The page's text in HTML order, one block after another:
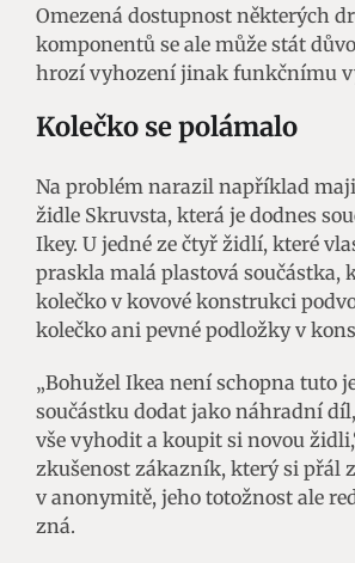
Omezená dostupnost některých
komponentů se ale může stát
hrozí vyhození jinak funkčnímu
Kolečko se polámalo
Na problém narazil například
židle Skruvsta, která je dodnes
Ikey. U jedné ze čtyř židlí, které
praskla malá plastová součástka,
kolečko v kovové konstrukci
kolečko ani pevné podložky v
„Bohužel Ikea není schopna tuto
součástku dodat jako náhradní
vše vyhodit a koupit si novou
zkušenost zákazník, který si přál
v anonymitě, jeho totožnost ale
zná.